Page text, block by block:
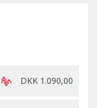
DKK 1.090,00